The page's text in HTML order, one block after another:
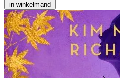
in winkelmand